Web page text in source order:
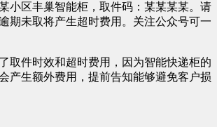
小区丰巢智能柜，取件码：某某某某。请
期未取将产生超时费用。关注公众号可一
取件时效和超时费用，因为智能快递柜的
产生额外费用，提前告知能够避免客户损